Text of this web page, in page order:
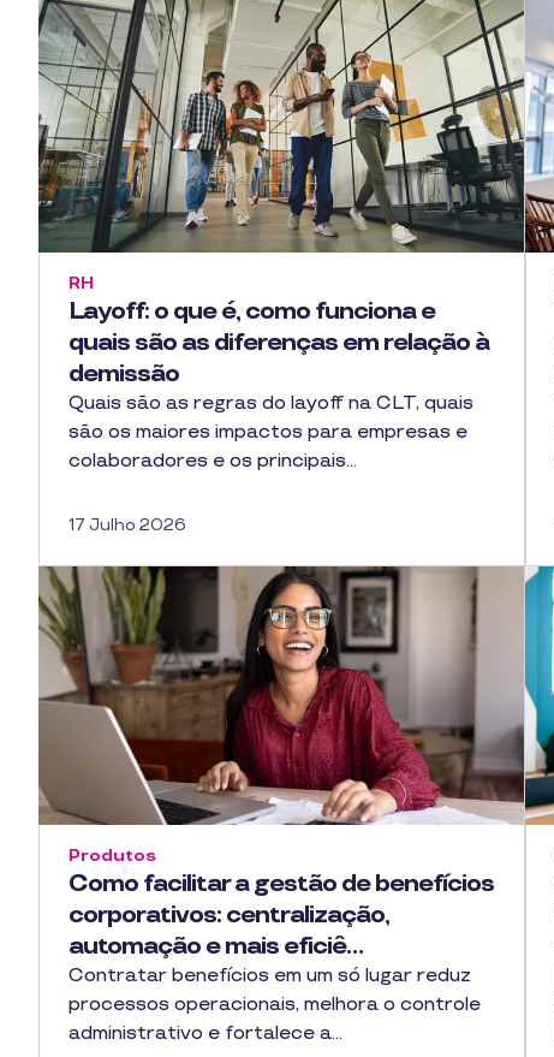
Layoff: o que é, como funciona e
quais são as diferenças em relação à
demissão
RH
Quais são as regras do layoff na CLT, quais
são os maiores impactos para empresas e
colaboradores e os principais…
17 Julho 2026
Como facilitar a gestão de benefícios
corporativos: centralização,
automação e mais eficiê…
Produtos
Contratar benefícios em um só lugar reduz
processos operacionais, melhora o controle
administrativo e fortalece a…